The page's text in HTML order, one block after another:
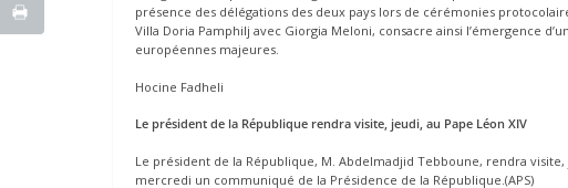
présence des délégations des deux pays lors de cérémonies
Villa Doria Pamphilj avec Giorgia Meloni, consacre ainsi l’émergence
européennes majeures.
Hocine Fadheli
Le président de la République rendra visite, jeudi, au Pape Léon XIV
Le président de la République, M. Abdelmadjid Tebboune, rendra visite,
mercredi un communiqué de la Présidence de la République.(APS)